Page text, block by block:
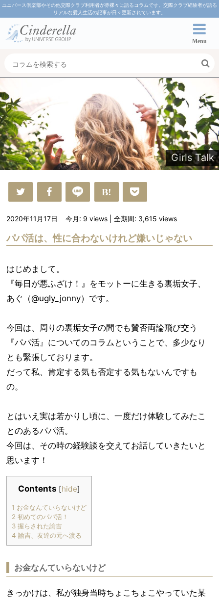
ユニバース倶楽部やその他交際クラブ利用者が赤裸々に語るコラムです。交際クラブ経験者が語る
リアルな愛人生活の記事が日々更新されています。
Menu
Girls Talk
2020年11月17日 今月: 9views | 全期間: 3,615views
パパ活は、性に合わないけれど嫌いじゃない
はじめまして。
『毎日が悪ふざけ！』をモットーに生きる裏垢女子、
あぐ（@ugly_jonny）です。
今回は、周りの裏垢女子の間でも賛否両論飛び交う
『パパ活』についてのコラムということで、多少なり
とも緊張しております。
だって私、肯定する気も否定する気もないんですも
の。
とはいえ実は若かりし頃に、一度だけ体験してみたこ
とのあるパパ活。
今回は、その時の経験談を交えてお話していきたいと
思います！
Contents [hide]
1 お金なんていらないけど
2 初めてのパパ活！
3 握らされた諭吉
4 諭吉、友達の元へ渡る
お金なんていらないけど
きっかけは、私が独身当時ちょこちょこやっていた某